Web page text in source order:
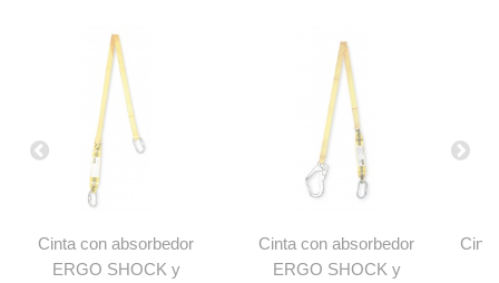
Cinta con absorbedor
ERGO SHOCK y
Cinta con absorbedor
ERGO SHOCK y